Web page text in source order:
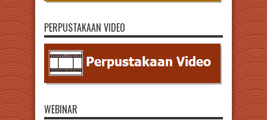
PERPUSTAKAAN VIDEO
WEBINAR